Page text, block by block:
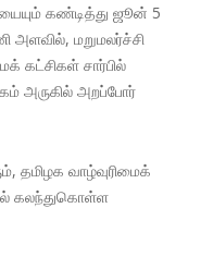
கண்டித்து ஜூன் 5
மறுமலர்ச்சி
கட்சிகள் சார்பில்
அருகில் அறப்போர்
தமிழக வாழ்வுரிமைக்
கலந்துகொள்ள